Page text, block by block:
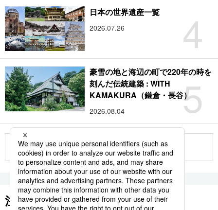
4
日本の世界遺産一覧
2026.07.26
5
豪雪の地と海辺の町で220年の時を
刻んだ伝統建築 : WITH
KAMAKURA（鎌倉・長谷）
2026.08.04
もっと見る
注目のキーワード